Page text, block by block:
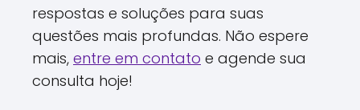
respostas e soluções para suas
questões mais profundas. Não espere
mais, entre em contato e agende sua
consulta hoje!